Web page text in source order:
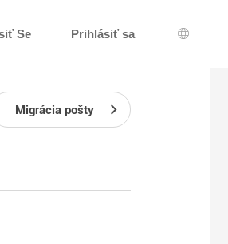
Se Prihlásiť sa
Výber
Migrácia pošty